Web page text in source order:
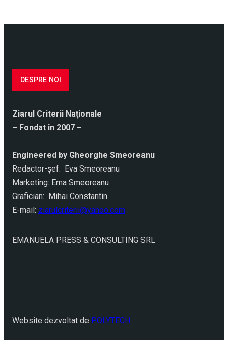
DESPRE NOI
Ziarul Criterii Naţionale
– Fondat în 2007 –
Engineered by Gheorghe Smeoreanu
Redactor-şef: Eva Smeoreanu
Marketing: Ema Smeoreanu
Grafician: Mihai Constantin
E-mail: ziarulcriterii@yahoo.com
EMANUELA PRESS & CONSULTING SRL
Website dezvoltat de POLYTECH